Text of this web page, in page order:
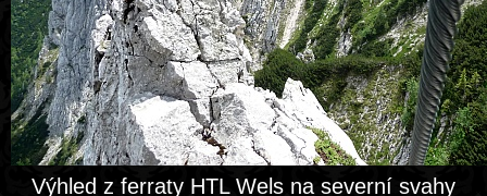
Výhled z ferraty HTL Wels na severní svahy